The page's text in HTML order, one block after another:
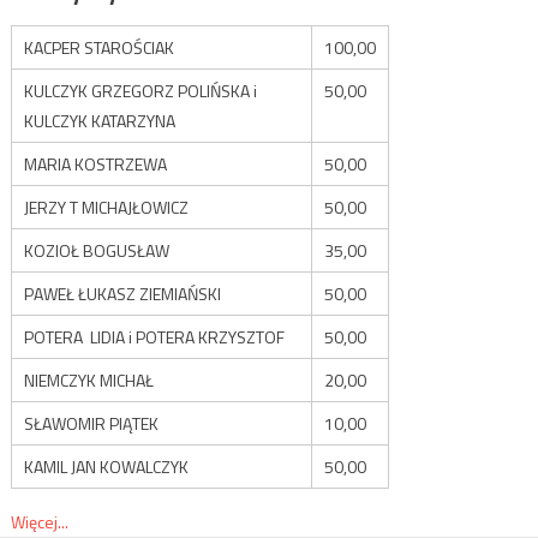
KACPER STAROŚCIAK
100,00
KULCZYK GRZEGORZ POLIŃSKA i
KULCZYK KATARZYNA
50,00
MARIA KOSTRZEWA
50,00
JERZY T MICHAJŁOWICZ
50,00
KOZIOŁ BOGUSŁAW
35,00
PAWEŁ ŁUKASZ ZIEMIAŃSKI
50,00
POTERA LIDIA i POTERA KRZYSZTOF
50,00
NIEMCZYK MICHAŁ
20,00
SŁAWOMIR PIĄTEK
10,00
KAMIL JAN KOWALCZYK
50,00
Więcej...